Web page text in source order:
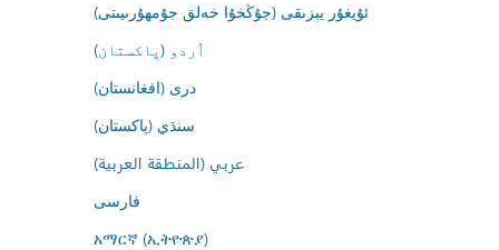
ئۇيغۇر يېزىقى (جۇڭخۇا خەلق جۇمھۇرىيىتى)
اُردو (پاکستان)
درى (افغانستان)
سنڌي (پاکستان)
عربي (المنطقة العربية)
فارسى
አማርኛ (ኢትዮጵያ)